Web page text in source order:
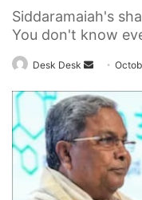
Siddaramaiah's
You don't know
Desk Desk
Send
email